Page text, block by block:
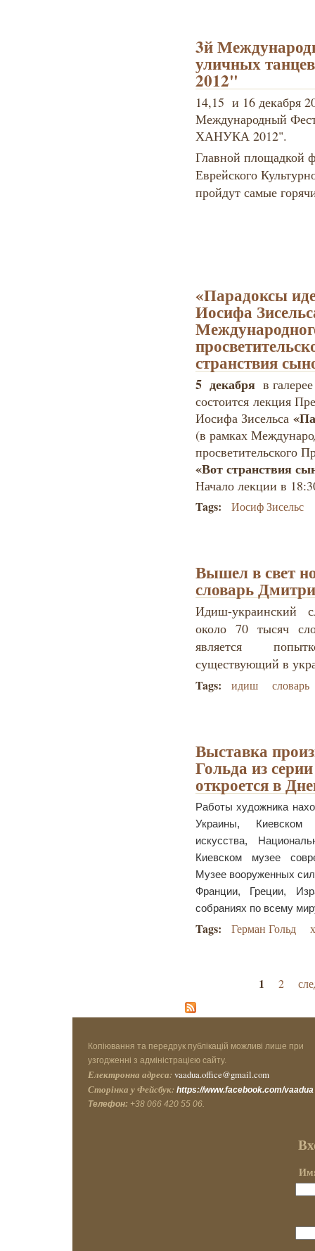
3й
уличных
2012"
14,15 и 16 декабря
Международный
ХАНУКА 2012".
Главной площадкой
Еврейского
пройдут самые
«Парадоксы
Иосифа
странствия
5 декабря в
состоится лекция
Иосифа Зисельса
(в рамках
просветительского
«Вот странствия
Начало лекции в
Tags: Иосиф Зисельс
Вышел в свет
словарь
Идиш-украинский
около 70 тысяч
является
существующий в
Tags: идиш словарь
Выставка
Гольда из
откроется в
Работы художника
Украины, Киевском
искусства,
Киевском музее
Музее вооруженных
Франции, Греции,
собраниях по всему
Tags: Герман Гольд
1 2
Копіювання та передрук публікацій можливі лише при
узгодженні з адміністрацією сайту.
Електронна адреса: vaadua.office@gmail.com
Сторінка у Фейсбук: https://www.facebook.com/vaadua
Телефон: +38 066 420 55 06.